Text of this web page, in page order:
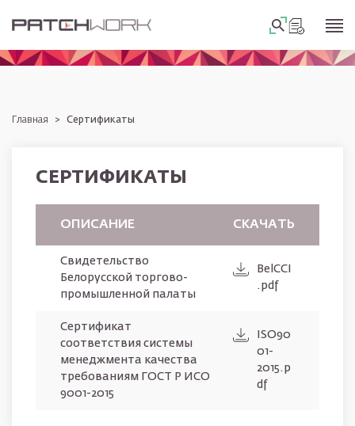
Строка навигации
главная Сертификаты
СЕРТИФИКАТЫ
ОПИСАНИЕ СКАЧАТЬ
Свидетельство
Белорусской торгово-
промышленной палаты
BelCCI
.pdf
Сертификат
соответствия системы
менеджмента качества
требованиям ГОСТ Р ИСО
9001-2015
ISO90
01-
2015.p
df